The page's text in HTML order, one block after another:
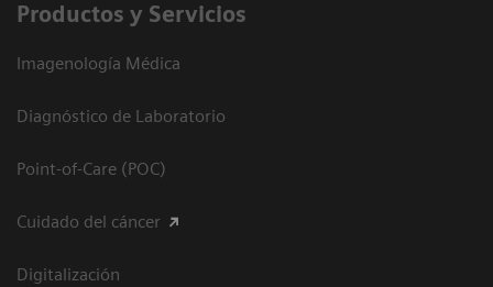
Productos y Servicios
Imagenología Médica
Diagnóstico de Laboratorio
Point-of-Care (POC)
Cuidado del cáncer
Digitalización